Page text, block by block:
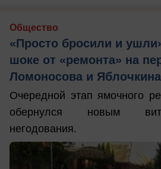
Общество
«Просто бросили и
шоке от «ремонта» на
Ломоносова и Яблочкина
Очередной этап ямочного
обернулся новым
негодования.